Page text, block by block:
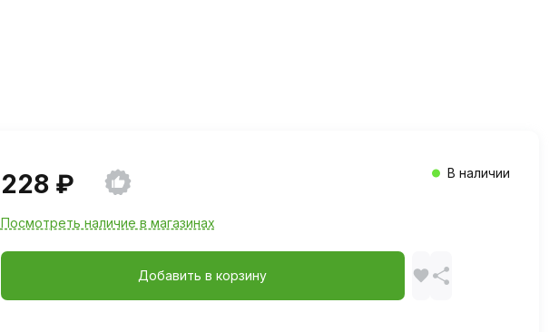
228 ₽ В наличии
Посмотреть наличие в магазинах
Добавить в корзину